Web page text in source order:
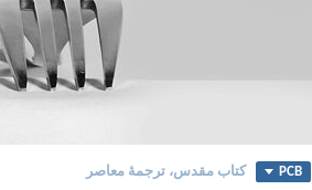
PCB کتاب مقدس، ترجمۀ معاصر